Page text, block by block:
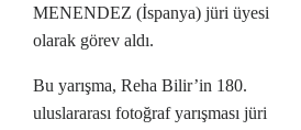
MENENDEZ (İspanya) jüri üyesi
olarak görev aldı.
Bu yarışma, Reha Bilir’in 180.
uluslararası fotoğraf yarışması jüri